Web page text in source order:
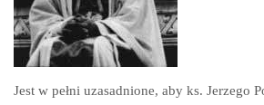
Jest w pełni uzasadnione, aby ks. Jerzego